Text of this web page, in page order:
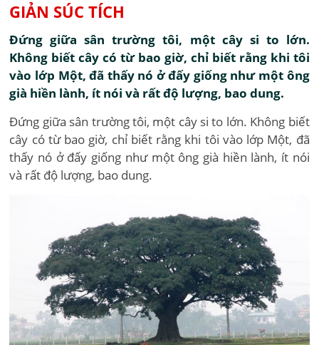
GIẢN SÚC TÍCH
Đứng giữa sân trường tôi, một cây si to lớn.
Không biết cây có từ bao giờ, chỉ biết rằng khi tôi
vào lớp Một, đã thấy nó ở đấy giống như một ông
già hiền lành, ít nói và rất độ lượng, bao dung.
Đứng giữa sân trường tôi, một cây si to lớn. Không biết
cây có từ bao giờ, chỉ biết rằng khi tôi vào lớp Một, đã
thấy nó ở đấy giống như một ông già hiền lành, ít nói
và rất độ lượng, bao dung.